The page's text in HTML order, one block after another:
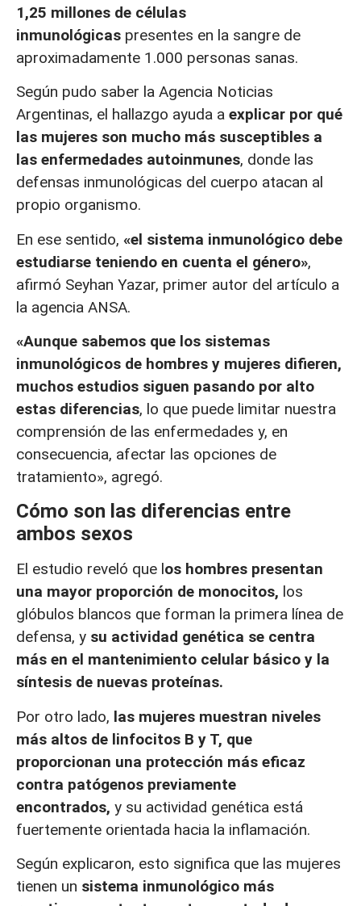
1,25 millones de células
inmunológicas presentes en la sangre de
aproximadamente 1.000 personas sanas.
Según pudo saber la Agencia Noticias
Argentinas, el hallazgo ayuda a explicar por qué
las mujeres son mucho más susceptibles a
las enfermedades autoinmunes, donde las
defensas inmunológicas del cuerpo atacan al
propio organismo.
En ese sentido, «el sistema inmunológico debe
estudiarse teniendo en cuenta el género»,
afirmó Seyhan Yazar, primer autor del artículo a
la agencia ANSA.
«Aunque sabemos que los sistemas
inmunológicos de hombres y mujeres difieren,
muchos estudios siguen pasando por alto
estas diferencias, lo que puede limitar nuestra
comprensión de las enfermedades y, en
consecuencia, afectar las opciones de
tratamiento», agregó.
Cómo son las diferencias entre
ambos sexos
El estudio reveló que los hombres presentan
una mayor proporción de monocitos, los
glóbulos blancos que forman la primera línea de
defensa, y su actividad genética se centra
más en el mantenimiento celular básico y la
síntesis de nuevas proteínas.
Por otro lado, las mujeres muestran niveles
más altos de linfocitos B y T, que
proporcionan una protección más eficaz
contra patógenos previamente
encontrados, y su actividad genética está
fuertemente orientada hacia la inflamación.
Según explicaron, esto significa que las mujeres
tienen un sistema inmunológico más